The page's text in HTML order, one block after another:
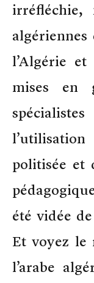
irréfléchie,
algériennes
l’Algérie
mises en
politisée et
été vidée
Et voyez le
l’arabe